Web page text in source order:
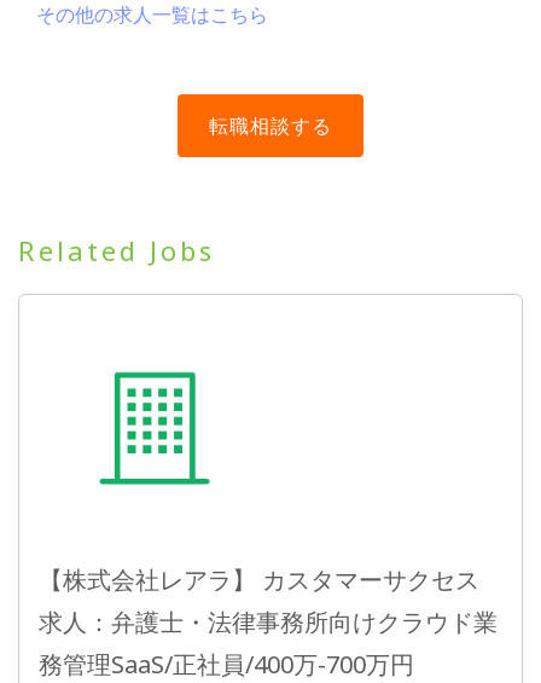
その他の求人一覧はこちら
Related Jobs
【株式会社レアラ】 カスタマーサクセス
求人：弁護士・法律事務所向けクラウド業
務管理SaaS/正社員/400万-700万円